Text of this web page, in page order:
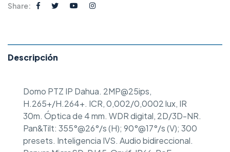
Share:
Descripción
Domo PTZ IP Dahua. 2MP@25ips,
H.265+/H.264+. ICR, 0,002/0,0002 lux, IR
30m. Óptica de 4 mm. WDR digital, 2D/3D-NR.
Pan&Tilt: 355°@26°/s (H); 90°@17°/s (V); 300
presets. Inteligencia IVS. Audio bidireccional.